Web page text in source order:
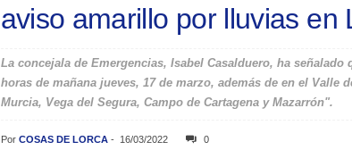
aviso amarillo por lluvias en
La concejala de Emergencias, Isabel Casalduero, ha señalado
horas de mañana jueves, 17 de marzo, además de en el Valle
Murcia, Vega del Segura, Campo de Cartagena y Mazarrón".
Por COSAS DE LORCA- 16/03/2022 0